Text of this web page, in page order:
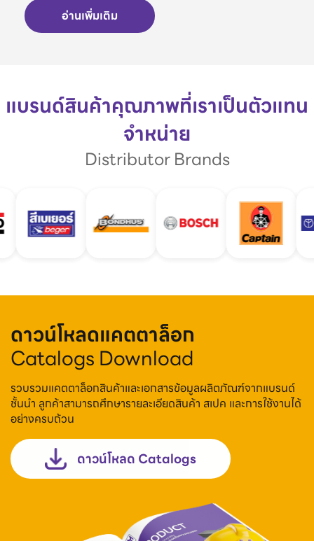
อ่านเพิ่มเติม
แบรนด์สินค้าคุณภาพที่เราเป็นตัวแทน
จำหน่าย
Distributor Brands
ดาวน์โหลดแคตตาล็อก
Catalogs Download
รวบรวมแคตตาล็อกสินค้าและเอกสารข้อมูลผลิตภัณฑ์จากแบรนด์
ชั้นนำ ลูกค้าสามารถศึกษารายละเอียดสินค้า สเปค และการใช้งานได้
อย่างครบถ้วน
ดาวน์โหลด Catalogs